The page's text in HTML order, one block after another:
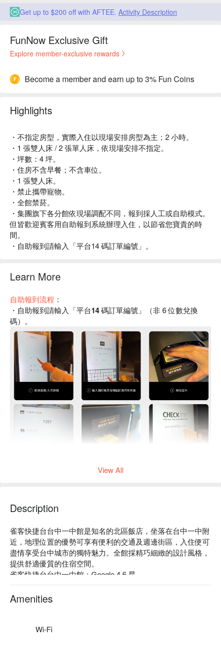
Get up to $200 off with AFTEE. Activity Description
FunNow Exclusive Gift
Explore member-exclusive rewards
Become a member and earn up to 3% Fun Coins
Highlights
・不指定房型，實際入住以現場安排房型為主；2 小時。
・1 張雙人床 / 2 張單人床，依現場安排不指定。
・坪數：4 坪。
・住房不含早餐；不含車位。
・1 張雙人床。
・禁止攜帶寵物。
・全館禁菸。
・集團旗下各分館依現場調配不同，報到採人工或自助模式。
但皆歡迎賓客用自助報到系統辦理入住，以節省您寶貴的時
間。
・自助報到請輸入「平台14 碼訂單編號」。
Learn More
自助報到流程 ：
・自助報到請輸入「平台14 碼訂單編號 」（非 6 位數兌換
碼）。
View All
Description
雀客快捷台台中一中館是知名的北區飯店，坐落在台中一中附
近，地理位置的優勢可享有便利的交通及週邊街區，入住便可
盡情享受台中城市的獨特魅力。全館採精巧細緻的設計風格，
提供舒適優質的住宿空間。
雀客快捷台台中一中館：Google 4.6 星
雀客快捷台台中一中館推薦：雀客快捷台台中一中館位於台中
鬧區，節省旅客移動及時間成本，讓旅程能有更多精彩時刻。
雀客快捷台台中一中館優惠、雀客快捷台台中一中館住宿方
Amenities
Wi-Fi